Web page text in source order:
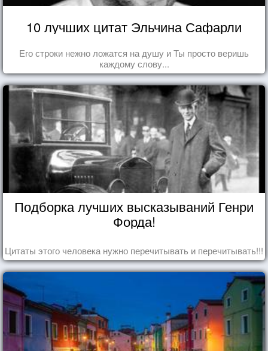
10 лучших цитат Эльчина Сафарли
Его строки нежно ложатся на душу и Ты просто веришь
каждому слову...
Подборка лучших высказываний Генри
Форда!
Цитаты этого человека нужно перечитывать и перечитывать!!!